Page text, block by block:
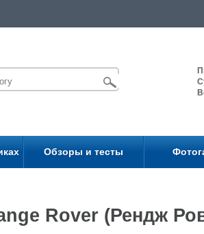
Обзоры и тесты
Rover (Рендж